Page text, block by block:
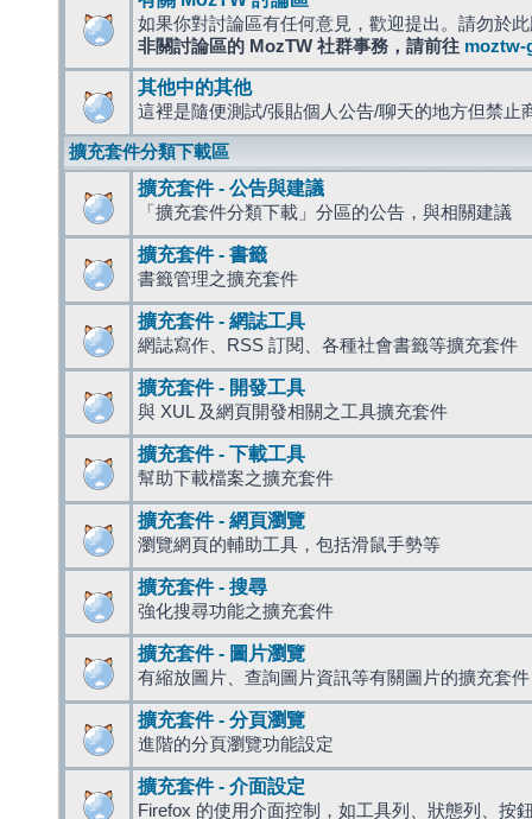
如果你對討論區有任何意見，歡迎提出。請勿於
非關討論區的 MozTW 社群事務，請前往 moztw-
其他中的其他
這裡是隨便測試/張貼個人公告/聊天的地方但禁止
擴充套件分類下載區
擴充套件 - 公告與建議
「擴充套件分類下載」分區的公告，與相關建議
擴充套件 - 書籤
書籤管理之擴充套件
擴充套件 - 網誌工具
網誌寫作、RSS 訂閱、各種社會書籤等擴充套件
擴充套件 - 開發工具
與 XUL 及網頁開發相關之工具擴充套件
擴充套件 - 下載工具
幫助下載檔案之擴充套件
擴充套件 - 網頁瀏覽
瀏覽網頁的輔助工具，包括滑鼠手勢等
擴充套件 - 搜尋
強化搜尋功能之擴充套件
擴充套件 - 圖片瀏覽
有縮放圖片、查詢圖片資訊等有關圖片的擴充套件
擴充套件 - 分頁瀏覽
進階的分頁瀏覽功能設定
擴充套件 - 介面設定
Firefox 的使用介面控制，如工具列、狀態列、按